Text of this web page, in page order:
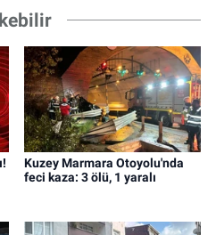
Kuzey Marmara Otoyolu'nda
feci kaza: 3 ölü, 1 yaralı